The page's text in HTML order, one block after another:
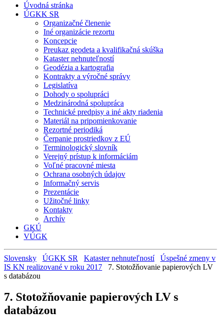
Úvodná stránka
ÚGKK SR
Organizačné členenie
Iné organizácie rezortu
Koncepcie
Preukaz geodeta a kvalifikačná skúška
Kataster nehnuteľností
Geodézia a kartografia
Kontrakty a výročné správy
Legislatíva
Dohody o spolupráci
Medzinárodná spolupráca
Technické predpisy a iné akty riadenia
Materiál na pripomienkovanie
Rezortné periodiká
Čerpanie prostriedkov z EÚ
Terminologický slovník
Verejný prístup k informáciám
Voľné pracovné miesta
Ochrana osobných údajov
Informačný servis
Prezentácie
Užitočné linky
Kontakty
Archív
GKÚ
VÚGK
Slovensky ÚGKK SR Kataster nehnuteľností
Úspešné zmeny v
IS KN realizované v roku 2017
7. Stotožňovanie papierových LV
s databázou
7. Stotožňovanie papierových LV s
databázou